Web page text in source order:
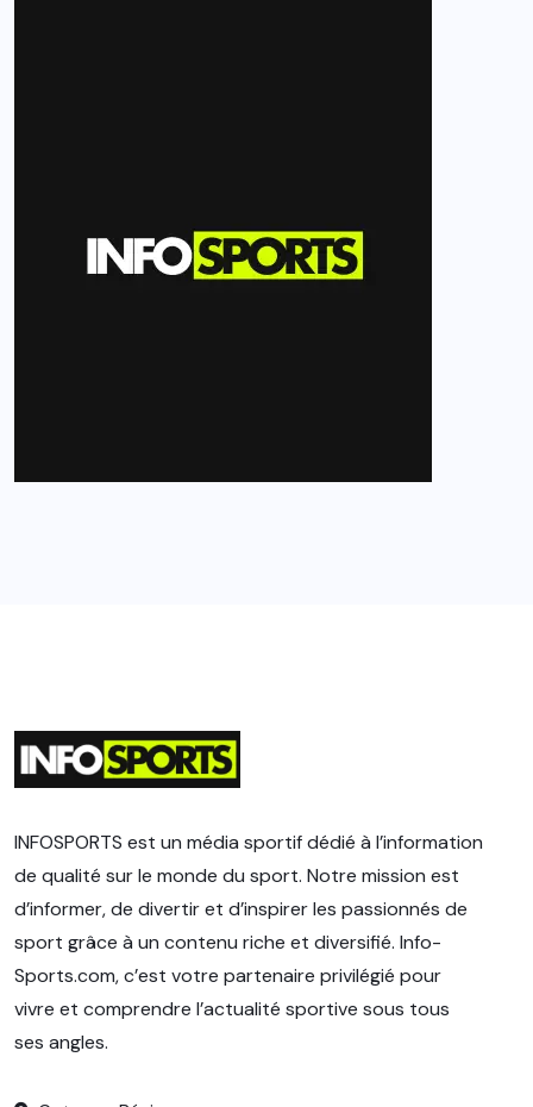
INFOSPORTS est un média sportif dédié à l’information
de qualité sur le monde du sport. Notre mission est
d’informer, de divertir et d’inspirer les passionnés de
sport grâce à un contenu riche et diversifié. Info-
Sports.com, c’est votre partenaire privilégié pour
vivre et comprendre l’actualité sportive sous tous
ses angles.